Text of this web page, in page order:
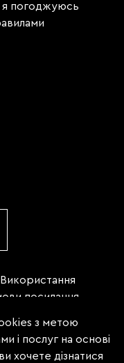
я погоджуюсь
посилання
третього
міститься
з метою
і послуг на основі
хочете дізнатися